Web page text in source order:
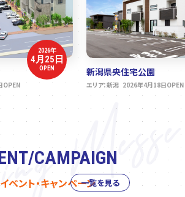
2026年
4月25日
OPEN
OPEN
新潟県央住宅公園
エリア：新潟 2026年4月18日OPEN
CAMPAIGN
イベント・キャンペーン一覧を見る